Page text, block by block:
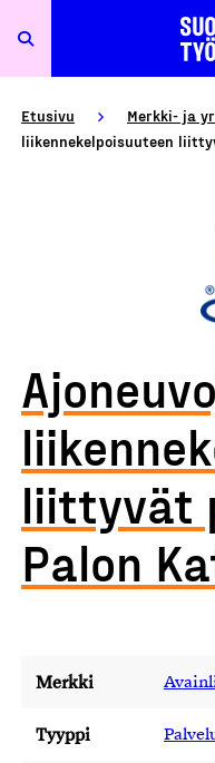
Etusivu Merkki- ja
liikennekelpoisuuteen
liittyvät
Palon
Merkki
Tyyppi